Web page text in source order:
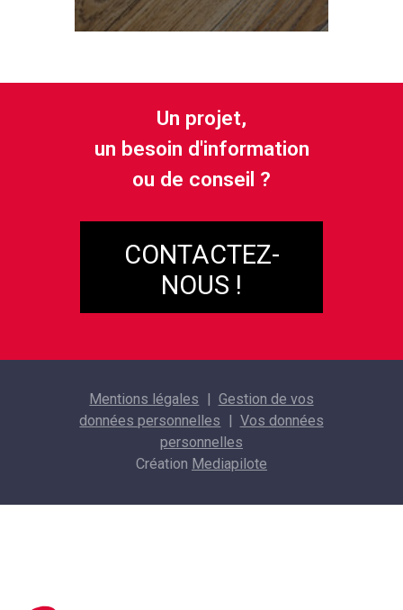
DÉCOUVRIR
Un projet,
un besoin d'information
ou de conseil ?
CONTACTEZ-
NOUS !
Mentions légales
Gestion de vos
données personnelles
Vos données
personnelles
Création Mediapilote